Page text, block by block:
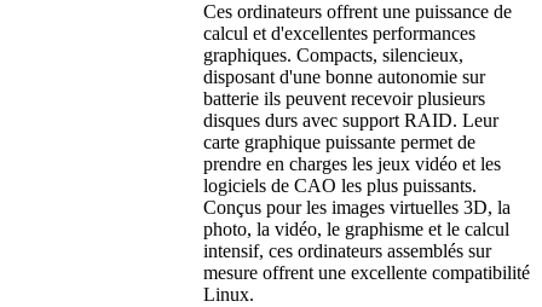
Ces ordinateurs offrent une puissance de
calcul et d'excellentes performances
graphiques. Compacts, silencieux,
disposant d'une bonne autonomie sur
batterie ils peuvent recevoir plusieurs
disques durs avec support RAID. Leur
carte graphique puissante permet de
prendre en charges les jeux vidéo et les
logiciels de CAO les plus puissants.
Conçus pour les images virtuelles 3D, la
photo, la vidéo, le graphisme et le calcul
intensif, ces ordinateurs assemblés sur
mesure offrent une excellente compatibilité
Linux.